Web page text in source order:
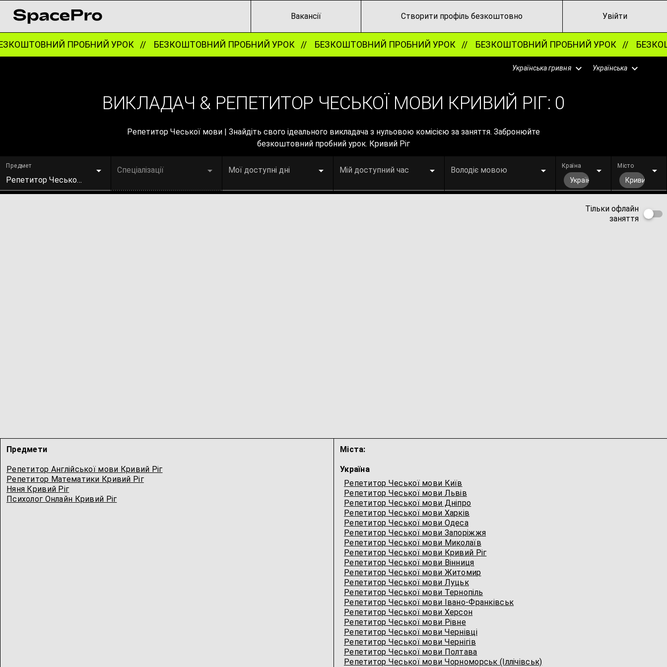
Вакансії Створити профіль безкоштовно Увійти
ПРОБНИЙ УРОК //БЕЗКОШТОВНИЙ ПРОБНИЙ УРОК //БЕЗКОШТОВНИЙ ПРОБНИЙ УРОК //БЕЗКОШТОВНИЙ ПРОБНИЙ УРОК //
Українська гривня Українська
ВИКЛАДАЧ & РЕПЕТИТОР ЧЕСЬКОЇ МОВИ КРИВИЙ РІГ: 0
Репетитор Чеської мови | Знайдіть свого ідеального викладача з нульовою комісією за заняття. Забронюйте
безкоштовний пробний урок. Кривий Ріг
Предмет
Репетитор Чеської мови
Спеціалізації Мої доступні дні Мій доступний час Володіє мовою Країна
Україна
Місто
Кривий Ріг
Тільки офлайн
заняття
Предмети
Репетитор Англійської мови Кривий Ріг
Репетитор Математики Кривий Ріг
Няня Кривий Ріг
Психолог Онлайн Кривий Ріг
Міста:
Україна
Репетитор Чеської мови Київ
Репетитор Чеської мови Львів
Репетитор Чеської мови Дніпро
Репетитор Чеської мови Харків
Репетитор Чеської мови Одеса
Репетитор Чеської мови Запоріжжя
Репетитор Чеської мови Миколаїв
Репетитор Чеської мови Кривий Ріг
Репетитор Чеської мови Вінниця
Репетитор Чеської мови Житомир
Репетитор Чеської мови Луцьк
Репетитор Чеської мови Тернопіль
Репетитор Чеської мови Івано-Франківськ
Репетитор Чеської мови Херсон
Репетитор Чеської мови Рівне
Репетитор Чеської мови Чернівці
Репетитор Чеської мови Чернігів
Репетитор Чеської мови Полтава
Репетитор Чеської мови Чорноморськ (Іллічівськ)